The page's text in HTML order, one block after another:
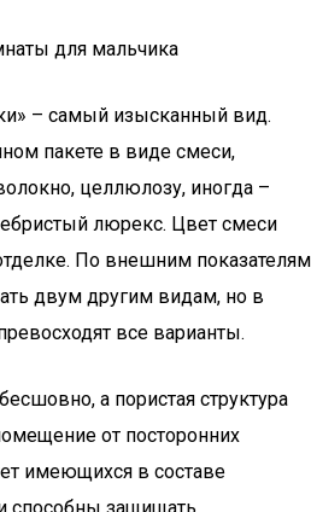
для мальчика
– самый изысканный вид.
пакете в виде смеси,
целлюлозу, иногда –
люрекс. Цвет смеси
По внешним показателям
двум другим видам, но в
все варианты.
а пористая структура
от посторонних
имеющихся в составе